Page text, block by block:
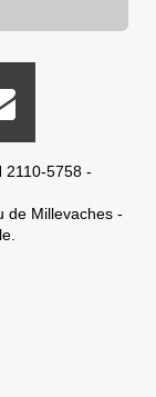
2110-5758 -
de Millevaches -